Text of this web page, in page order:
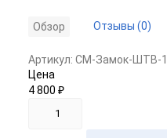
Обзор Отзывы (0)
Артикул: CM-Замок-ШТВ-
Цена
4 800 ₽